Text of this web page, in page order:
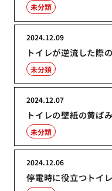
未分類
トイレが逆流した際
2024.12.09
未分類
トイレの壁紙の黄ば
2024.12.07
未分類
停電時に役立つトイ
2024.12.06